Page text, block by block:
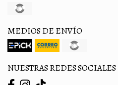
MEDIOS DE ENVÍO
NUESTRAS REDES SOCIALES